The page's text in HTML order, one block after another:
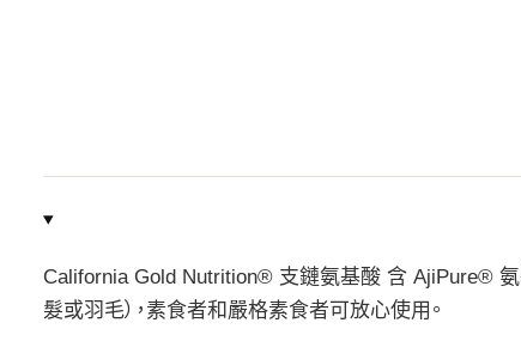
California Gold Nutrition® 支鏈氨基酸 含 AjiPure® 氨
髮或羽毛），素食者和嚴格素食者可放心使用。